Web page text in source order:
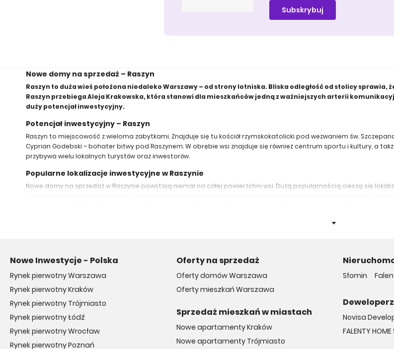
Subskrybuj
Nowe domy na sprzedaż – Raszyn
Raszyn to duża wieś położona niedaleko Warszawy – od strony lotniska. Bliska odległość od stolicy
Raszyn przebiega Aleja Krakowska, która stanowi dla mieszkańców jedną z ważniejszych arterii
duży potencjał inwestycyjny.
Potencjał inwestycyjny – Raszyn
Raszyn to miejscowość z wieloma zabytkami. Znajduje się tu kościół rzymskokatolicki pod wezwaniem św.
Cyprian Godebski – bohater bitwy pod Raszynem. W obrębie wsi znajduje się również centrum sportu i kultury, a
przybywa wielu lokalnych turystów oraz inwestorów.
Popularne lokalizacje inwestycyjne w Raszynie
Nowe domy na sprzedaż w Raszynie powstają niemal na całej powierzchni wsi. Dużą popularnością cieszą się
Inwestycje deweloperskie 2023 – Raszyn
Nowe mieszkania na sprzedaż w Raszynie można znaleźć w Rezydencjach Jaworowa. Inwestycja składa się osiedla
Centrum Sportu Raszyn. Popularnością cieszą się również domy w zabudowie bliźniaczej na Osiedlu Jaworowa.
Ceny nowych domów w Raszynie pod inwestycję – ile kosztują?
Rynek pierwotny w Raszynie cieszy się dużą popularnością. Duży popyt oraz doskonała lokalizacja sprawiają, że
mieszkaniowych w Raszynie są wysokie? Aktualnie jest to zdecydowanie mniej niż w domach dostępnych na
Nowe Inwestycje - Polska
Rynek pierwotny Warszawa
Rynek pierwotny Kraków
Rynek pierwotny Trójmiasto
Rynek pierwotny Łódź
Rynek pierwotny Wrocław
Rynek pierwotny Poznań
Oferty na sprzedaż
Oferty domów Warszawa
Oferty mieszkań Warszawa
Sprzedaż mieszkań w miastach
Nowe apartamenty Kraków
Nowe apartamenty Trójmiasto
Słomin
Novisa
FALENTY